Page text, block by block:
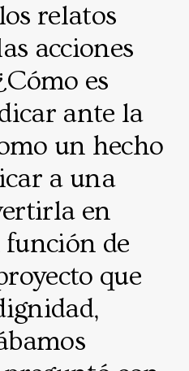
relatos
acciones
es
ante la
un hecho
a una
en
de
que